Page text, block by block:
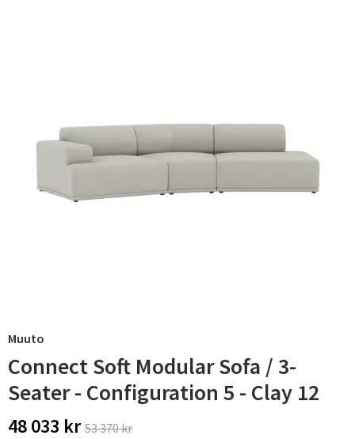
Muuto
Connect Soft Modular Sofa / 3-
Seater - Configuration 5 - Clay 12
48 033 kr 53 370 kr